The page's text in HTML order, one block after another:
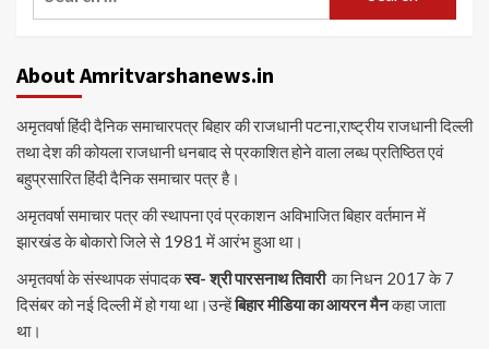
About Amritvarshanews.in
अमृतवर्षा हिंदी दैनिक समाचारपत्र बिहार की राजधानी पटना,राष्ट्रीय राजधानी दिल्ली
तथा देश की कोयला राजधानी धनबाद से प्रकाशित होने वाला लब्ध प्रतिष्ठित एवं
बहुप्रसारित हिंदी दैनिक समाचार पत्र है।
अमृतवर्षा समाचार पत्र की स्थापना एवं प्रकाशन अविभाजित बिहार वर्तमान में
झारखंड के बोकारो जिले से 1981 में आरंभ हुआ था।
अमृतवर्षा के संस्थापक संपादकस्व- श्री पारसनाथ तिवारीका निधन 2017 के 7
दिसंबर को नई दिल्ली में हो गया था।उन्हेंबिहार मीडिया का आयरन मैनकहा जाता
था।